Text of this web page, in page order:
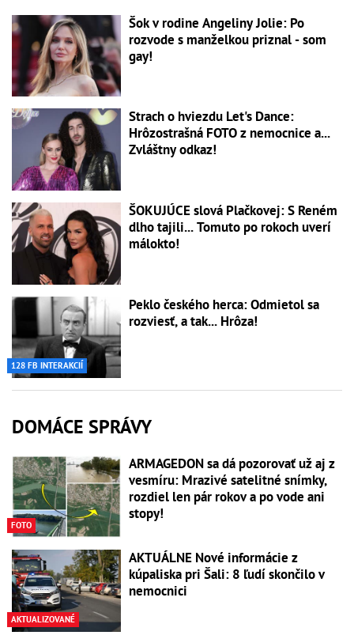
Šok v rodine Angeliny Jolie: Po
rozvode s manželkou priznal - som
gay!
Strach o hviezdu Let's Dance:
Hrôzostrašná FOTO z nemocnice a...
Zvláštny odkaz!
ŠOKUJÚCE slová Plačkovej: S Reném
dlho tajili... Tomuto po rokoch uverí
málokto!
128 FB INTERAKCIÍ
Peklo českého herca: Odmietol sa
rozviesť, a tak... Hrôza!
DOMÁCE SPRÁVY
FOTO
ARMAGEDON sa dá pozorovať už aj z
vesmíru: Mrazivé satelitné snímky,
rozdiel len pár rokov a po vode ani
stopy!
AKTUALIZOVANÉ
AKTUÁLNE Nové informácie z
kúpaliska pri Šali: 8 ľudí skončilo v
nemocnici